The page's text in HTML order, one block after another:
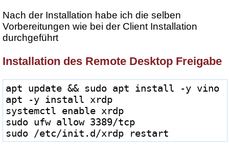
Nach der Installation habe ich die selben
Vorbereitungen wie bei der Client Installation
durchgeführt
Installation des Remote Desktop Freigabe
apt update && sudo apt install -y vino
apt -y install xrdp
systemctl enable xrdp
sudo ufw allow 3389/tcp
sudo /etc/init.d/xrdp restart